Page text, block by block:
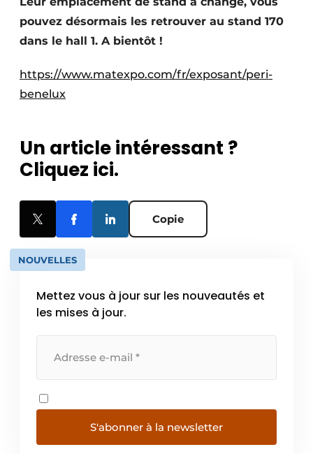
Termes et conditions
Video’s
Contrôle d’accès
Éclairage
Fondations
Façades
Géotextiles
Infrastructures souterraines et égouttage
Rénovation
pouvez désormais les retrouver au stand 170
dans le hall 1. A bientôt !
https://www.matexpo.com/fr/exposant/peri-
benelux
Un article intéressant ?
Cliquez ici.
Copie
NOUVELLES
Mettez vous à jour sur les nouveautés et
les mises à jour.
S'abonner à la newsletter